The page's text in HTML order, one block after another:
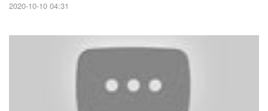
2020-10-10 04:31